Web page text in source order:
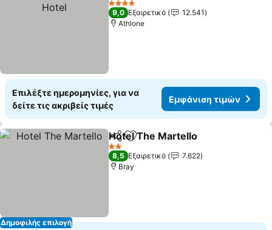
4 Αστέρια
9,0 Εξαιρετικό
12.541
Athlone
Επιλέξτε ημερομηνίες, για να
δείτε τις ακριβείς τιμές
Εμφάνιση τιμών
Δημοφιλής επιλογή
Κοινοποίηση
Προσθήκη στα αγαπημένα
Hotel The Martello
2 Αστέρια
8,5 Εξαιρετικό
7.622
Bray